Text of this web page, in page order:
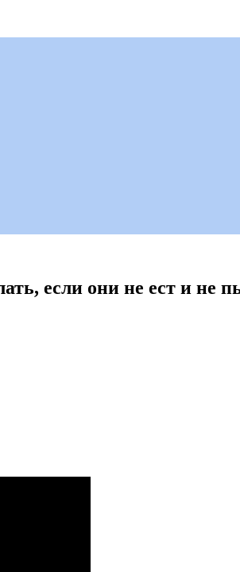
если они не ест и не